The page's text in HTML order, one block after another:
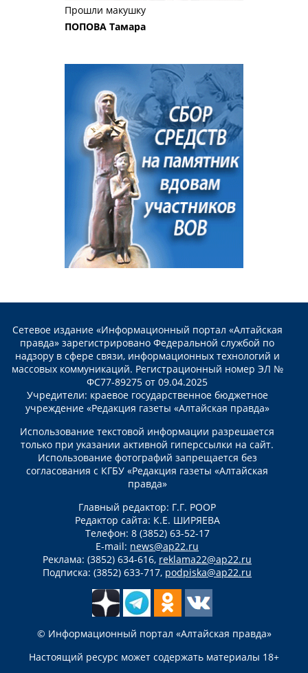
Прошли макушку
ПОПОВА Тамара
Сетевое издание «Информационный портал «Алтайская
правда» зарегистрировано Федеральной службой по
надзору в сфере связи, информационных технологий и
массовых коммуникаций. Регистрационный номер ЭЛ №
ФС77-89275 от 09.04.2025
Учредители: краевое государственное бюджетное
учреждение «Редакция газеты «Алтайская правда»
Использование текстовой информации разрешается
только при указании активной гиперссылки на сайт.
Использование фотографий запрещается без
согласования с КГБУ «Редакция газеты «Алтайская
правда»
Главный редактор: Г.Г. РООР
Редактор сайта: К.Е. ШИРЯЕВА
Телефон: 8 (3852) 63-52-17
E-mail: news@ap22.ru
Реклама: (3852) 634-616, reklama22@ap22.ru
Подписка: (3852) 633-717, podpiska@ap22.ru
© Информационный портал «Алтайская правда»
Настоящий ресурс может содержать материалы 18+